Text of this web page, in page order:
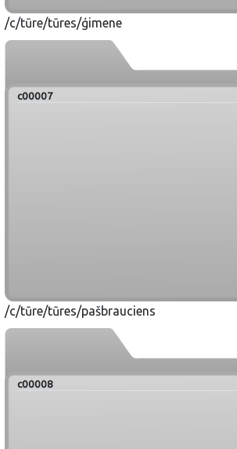
/c/tūre/tūres/ģimene
c00007
/c/tūre/tūres/pašbrauciens
c00008